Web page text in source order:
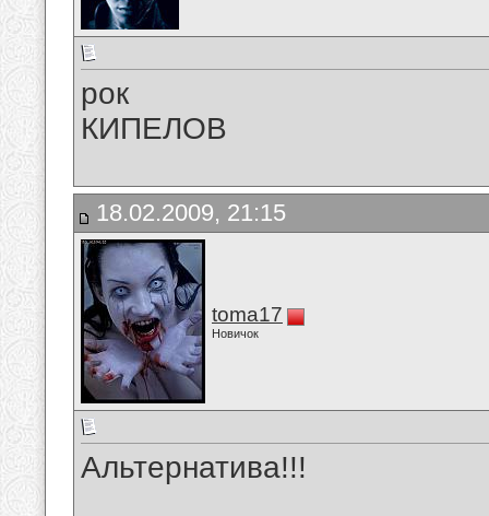
рок
КИПЕЛОВ
18.02.2009, 21:15
toma17
Новичок
Альтернатива!!!